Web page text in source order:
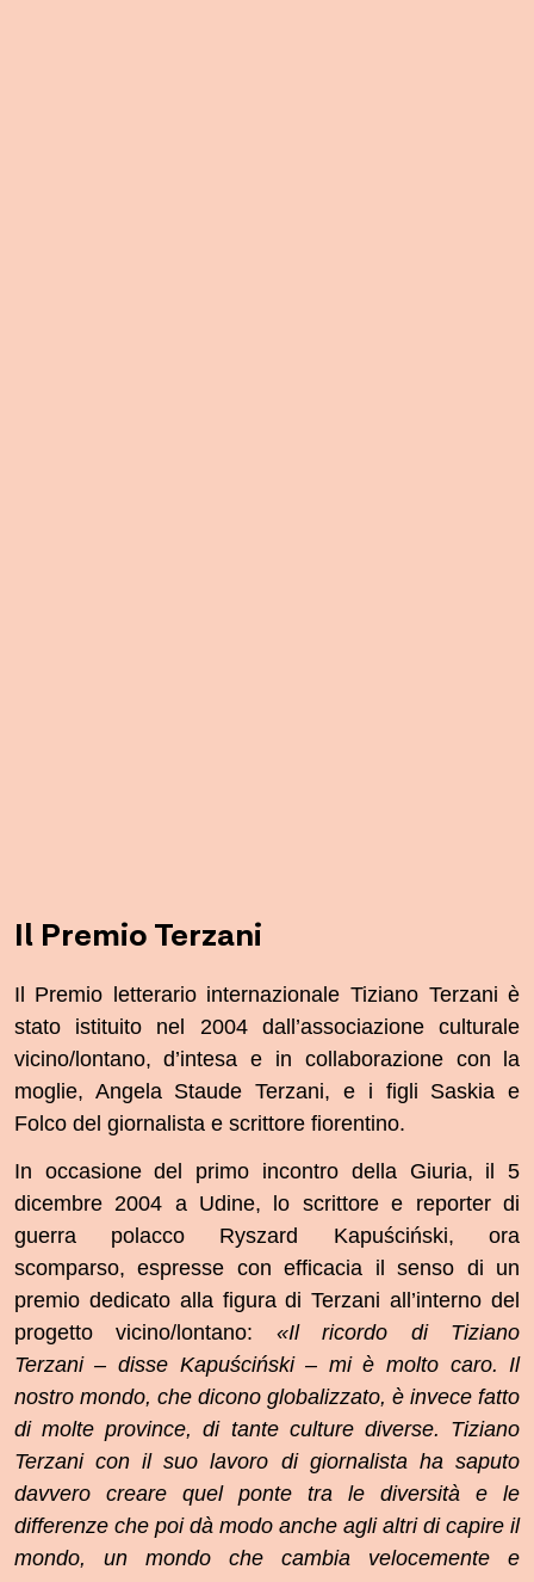
Il Premio Terzani
Il Premio letterario internazionale Tiziano Terzani è
stato istituito nel 2004 dall’associazione culturale
vicino/lontano, d’intesa e in collaborazione con la
moglie, Angela Staude Terzani, e i figli Saskia e
Folco del giornalista e scrittore fiorentino.
In occasione del primo incontro della Giuria, il 5
dicembre 2004 a Udine, lo scrittore e reporter di
guerra polacco Ryszard Kapuściński, ora
scomparso, espresse con efficacia il senso di un
premio dedicato alla figura di Terzani all’interno del
progetto vicino/lontano: «Il ricordo di Tiziano
Terzani – disse Kapuściński – mi è molto caro. Il
nostro mondo, che dicono globalizzato, è invece fatto
di molte province, di tante culture diverse. Tiziano
Terzani con il suo lavoro di giornalista ha saputo
davvero creare quel ponte tra le diversità e le
differenze che poi dà modo anche agli altri di capire il
mondo, un mondo che cambia velocemente e